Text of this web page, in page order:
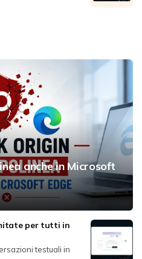
anche in Microsoft
per tutti in
testuali in